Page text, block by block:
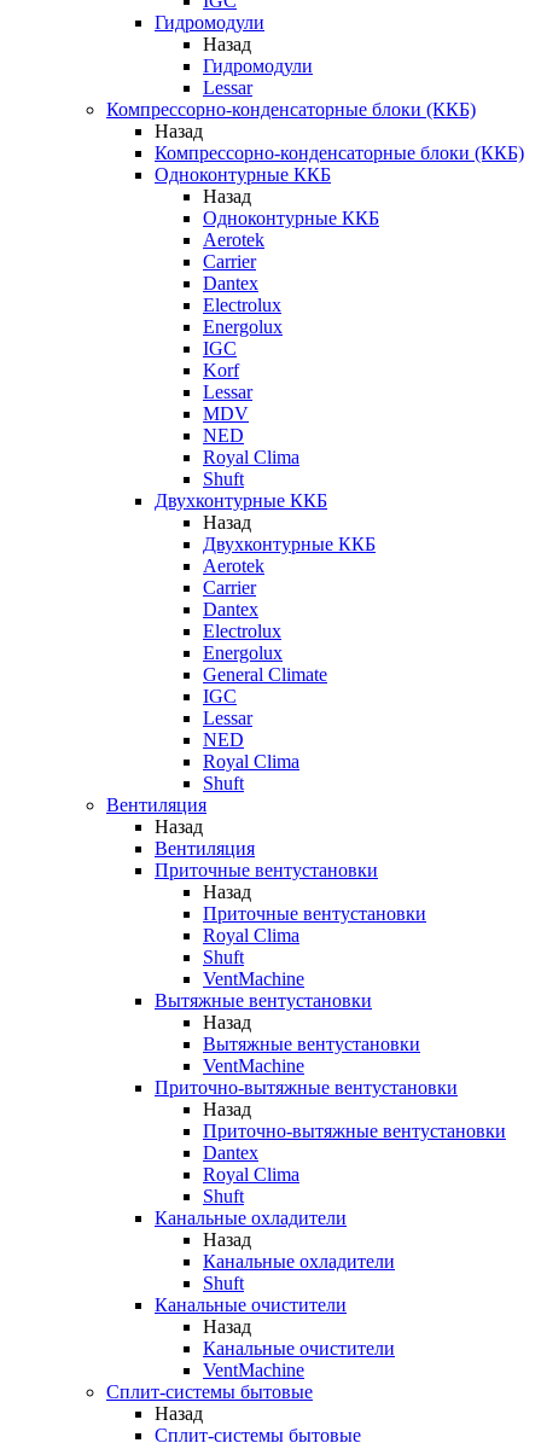
Гидромодули
Назад
Гидромодули
Lessar
Компрессорно-конденсаторные блоки (ККБ)
Назад
Компрессорно-конденсаторные блоки (ККБ)
Одноконтурные ККБ
Назад
Одноконтурные ККБ
Aerotek
Carrier
Dantex
Electrolux
Energolux
IGC
Korf
Lessar
MDV
NED
Royal Clima
Shuft
Двухконтурные ККБ
Назад
Двухконтурные ККБ
Aerotek
Carrier
Dantex
Electrolux
Energolux
General Climate
IGC
Lessar
NED
Royal Clima
Shuft
Вентиляция
Назад
Вентиляция
Приточные вентустановки
Назад
Приточные вентустановки
Royal Clima
Shuft
VentMachine
Вытяжные вентустановки
Назад
Вытяжные вентустановки
VentMachine
Приточно-вытяжные вентустановки
Назад
Приточно-вытяжные вентустановки
Dantex
Royal Clima
Shuft
Канальные охладители
Назад
Канальные охладители
Shuft
Канальные очистители
Назад
Канальные очистители
VentMachine
Сплит-системы бытовые
Назад
Сплит-системы бытовые